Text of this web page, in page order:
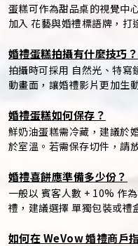
蛋糕可作為甜品桌的視覺中
加入 花藝與婚禮標語牌，打
婚禮蛋糕拍攝有什麼技巧？
拍攝時可採用 自然光、特
動畫面，讓婚禮影片更加生
婚禮蛋糕如何保存？
鮮奶油蛋糕需冷藏，建議於
於室溫。若需保存切件，請
婚禮喜餅應準備多少份？
一般以 賓客人數 + 10% 作
禮，建議選擇 單獨包裝或禮
如何在 WeVow 婚禮商戶